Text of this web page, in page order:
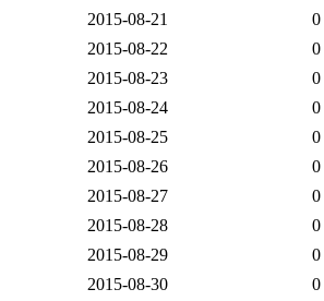
2015-08-21
0
2015-08-22
0
2015-08-23
0
2015-08-24
0
2015-08-25
0
2015-08-26
0
2015-08-27
0
2015-08-28
0
2015-08-29
0
2015-08-30
0